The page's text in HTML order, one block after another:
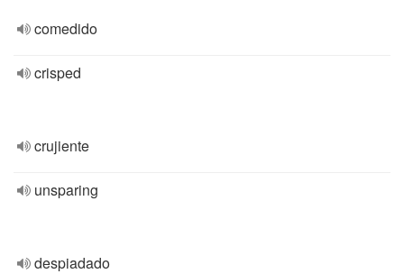
comedido
crisped
crujiente
unsparing
despiadado